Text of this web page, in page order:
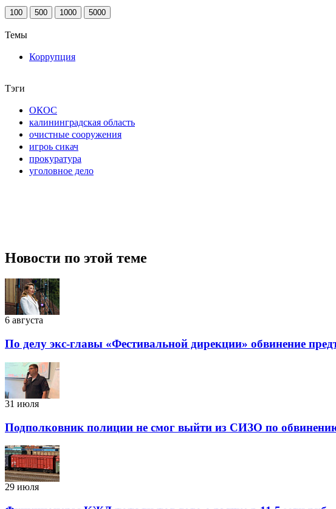
100 500 1000 5000
Темы
Коррупция
Тэги
ОКОС
калининградская область
очистные сооружения
игроь сикач
прокуратура
уголовное дело
Новости по этой теме
6 августа
По делу экс-главы «Фестивальной дирекции» обвинение
31 июля
Подполковник полиции не смог выйти из СИЗО по
29 июля